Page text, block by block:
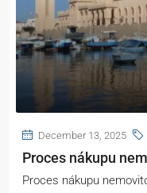
December 13, 2025
Proces nákupu
Proces nákupu